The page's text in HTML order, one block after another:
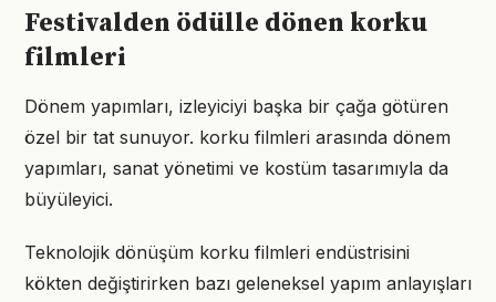
Festivalden ödülle dönen korku
filmleri
Dönem yapımları, izleyiciyi başka bir çağa götüren
özel bir tat sunuyor. korku filmleri arasında dönem
yapımları, sanat yönetimi ve kostüm tasarımıyla da
büyüleyici.
Teknolojik dönüşüm korku filmleri endüstrisini
kökten değiştirirken bazı geleneksel yapım anlayışları